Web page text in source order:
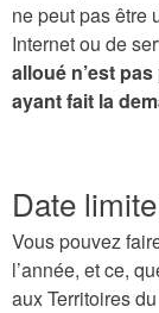
ne peut pas être
Internet ou de
alloué n’est
ayant fait la
Date limite
Vous pouvez
l’année, et ce,
aux Territoires